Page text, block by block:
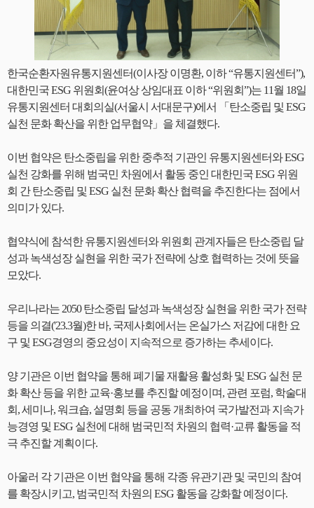
한국순환자원유통지원센터(이사장 이명환, 이하 “유통지원센터”),
대한민국 ESG 위원회(윤여상 상임대표 이하 “위원회”)는 11월 18일
유통지원센터 대회의실(서울시 서대문구)에서 「탄소중립 및 ESG
실천 문화 확산을 위한 업무협약」을 체결했다.
이번 협약은 탄소중립을 위한 중추적 기관인 유통지원센터와 ESG
실천 강화를 위해 범국민 차원에서 활동 중인 대한민국 ESG 위원
회 간 탄소중립 및 ESG 실천 문화 확산 협력을 추진한다는 점에서
의미가 있다.
협약식에 참석한 유통지원센터와 위원회 관계자들은 탄소중립 달
성과 녹색성장 실현을 위한 국가 전략에 상호 협력하는 것에 뜻을
모았다.
우리나라는 2050 탄소중립 달성과 녹색성장 실현을 위한 국가 전략
등을 의결('23.3월)한 바, 국제사회에서는 온실가스 저감에 대한 요
구 및 ESG경영의 중요성이 지속적으로 증가하는 추세이다.
양 기관은 이번 협약을 통해 폐기물 재활용 활성화 및 ESG 실천 문
화 확산 등을 위한 교육·홍보를 추진할 예정이며, 관련 포럼, 학술대
회, 세미나, 워크숍, 설명회 등을 공동 개최하여 국가발전과 지속가
능경영 및 ESG 실천에 대해 범국민적 차원의 협력·교류 활동을 적
극 추진할 계획이다.
아울러 각 기관은 이번 협약을 통해 각종 유관기관 및 국민의 참여
를 확장시키고, 범국민적 차원의 ESG 활동을 강화할 예정이다.